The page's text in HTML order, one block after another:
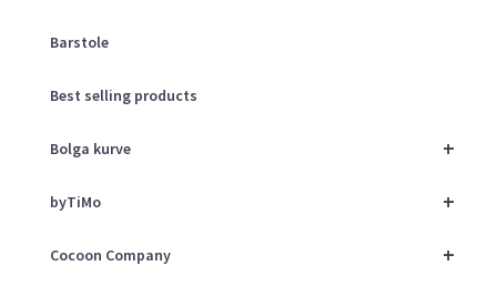
Barstole
Best selling products
+
Bolga kurve
+
byTiMo
+
Cocoon Company